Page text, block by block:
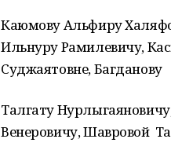
Каюмову Альфиру
Ильнуру Рамилевичу,
Суджаятовне, Багданову
Талгату
Венеровичу, Шавровой